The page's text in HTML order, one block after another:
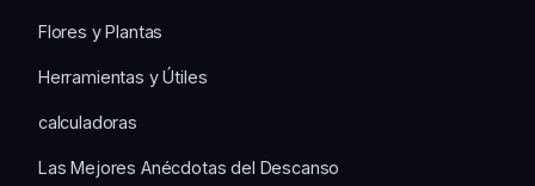
Flores y Plantas
Herramientas y Útiles
calculadoras
Las Mejores Anécdotas del Descanso